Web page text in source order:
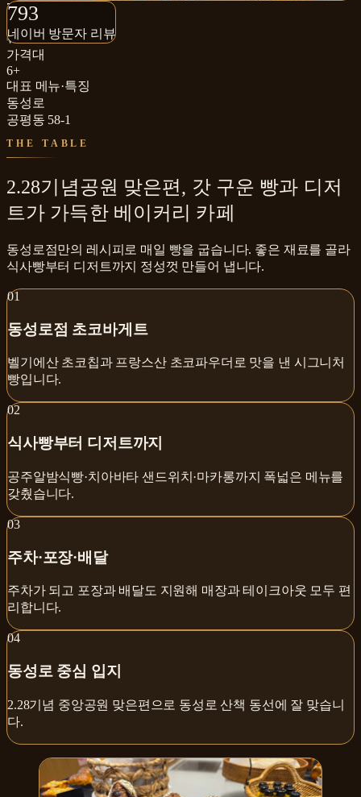
793
네이버 방문자 리뷰
793+
네이버 방문자 리뷰
₩
가격대
6+
대표 메뉴·특징
동성로
공평동 58-1
THE TABLE
2.28기념공원 맞은편, 갓 구운 빵과 디저
트가 가득한 베이커리 카페
동성로점만의 레시피로 매일 빵을 굽습니다. 좋은 재료를 골라
식사빵부터 디저트까지 정성껏 만들어 냅니다.
01
동성로점 초코바게트
벨기에산 초코칩과 프랑스산 초코파우더로 맛을 낸 시그니처
빵입니다.
02
식사빵부터 디저트까지
공주알밤식빵·치아바타 샌드위치·마카롱까지 폭넓은 메뉴를
갖췄습니다.
03
주차·포장·배달
주차가 되고 포장과 배달도 지원해 매장과 테이크아웃 모두 편
리합니다.
04
동성로 중심 입지
2.28기념 중앙공원 맞은편으로 동성로 산책 동선에 잘 맞습니
다.